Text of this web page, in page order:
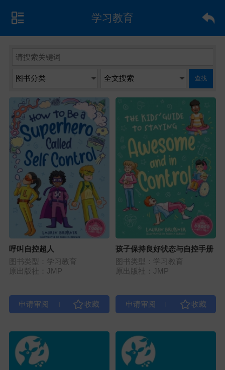
学习教育
查找
呼叫自控超人
图书类型：学习教育
原出版社：JMP
孩子保持良好状态与自控手册
图书类型：学习教育
原出版社：JMP